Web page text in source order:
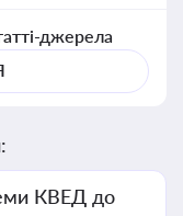
джерела
КВЕД до